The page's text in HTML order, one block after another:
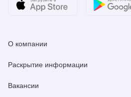
О компании
Раскрытие информации
Вакансии